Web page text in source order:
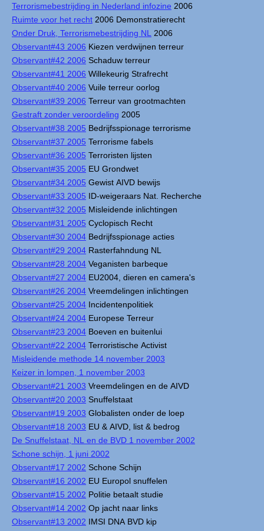
Terrorismebestrijding in Nederland infozine 2006
Ruimte voor het recht 2006 Demonstratierecht
Onder Druk, Terrorismebestrijding NL
2006
Observant#43 2006 Kiezen verdwijnen terreur
Observant#42 2006 Schaduw terreur
Observant#41 2006 Willekeurig Strafrecht
Observant#40 2006 Vuile terreur oorlog
Observant#39 2006 Terreur van grootmachten
Gestraft zonder veroordeling 2005
Observant#38 2005 Bedrijfsspionage terrorisme
Observant#37 2005 Terrorisme fabels
Observant#36 2005 Terroristen lijsten
Observant#35 2005 EU Grondwet
Observant#34 2005 Gewist AIVD bewijs
Observant#33 2005 ID-weigeraars Nat. Recherche
Observant#32 2005 Misleidende inlichtingen
Observant#31 2005 Cyclopisch Recht
Observant#30 2004 Bedrijfsspionage acties
Observant#29 2004 Rasterfahndung NL
Observant#28 2004 Veganisten barbeque
Observant#27 2004 EU2004, dieren en camera's
Observant#26 2004 Vreemdelingen inlichtingen
Observant#25 2004 Incidentenpolitiek
Observant#24 2004 Europese Terreur
Observant#23 2004 Boeven en buitenlui
Observant#22 2004 Terroristische Activist
Misleidende methode 14 november 2003
Keizer in lompen, 1 november 2003
Observant#21 2003 Vreemdelingen en de AIVD
Observant#20 2003 Snuffelstaat
Observant#19 2003 Globalisten onder de loep
Observant#18 2003 EU & AIVD, list & bedrog
De Snuffelstaat, NL en de BVD 1 november 2002
Schone schijn, 1 juni 2002
Observant#17 2002 Schone Schijn
Observant#16 2002 EU Europol snuffelen
Observant#15 2002 Politie betaalt studie
Observant#14 2002 Op jacht naar links
Observant#13 2002 IMSI DNA BVD kip